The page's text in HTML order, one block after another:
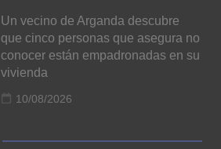
Un vecino de Arganda descubre
que cinco personas que asegura no
conocer están empadronadas en su
vivienda
10/08/2026